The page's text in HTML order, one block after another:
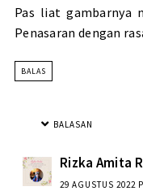
Pas liat gambarnya
Penasaran dengan
BALAS
BALASAN
Rizka Amita
29 AGUSTUS 2022